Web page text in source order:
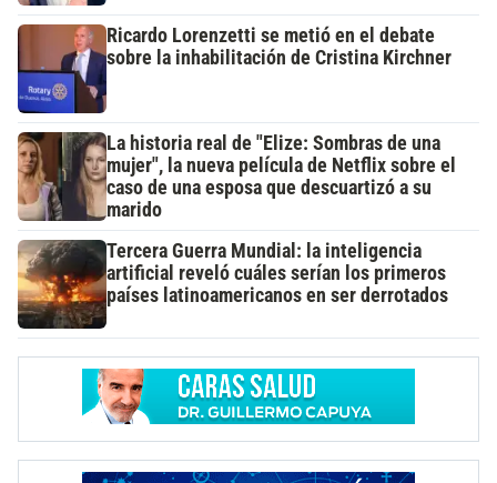
Ricardo Lorenzetti se metió en el debate
sobre la inhabilitación de Cristina Kirchner
La historia real de "Elize: Sombras de una
mujer", la nueva película de Netflix sobre el
caso de una esposa que descuartizó a su
marido
Tercera Guerra Mundial: la inteligencia
artificial reveló cuáles serían los primeros
países latinoamericanos en ser derrotados